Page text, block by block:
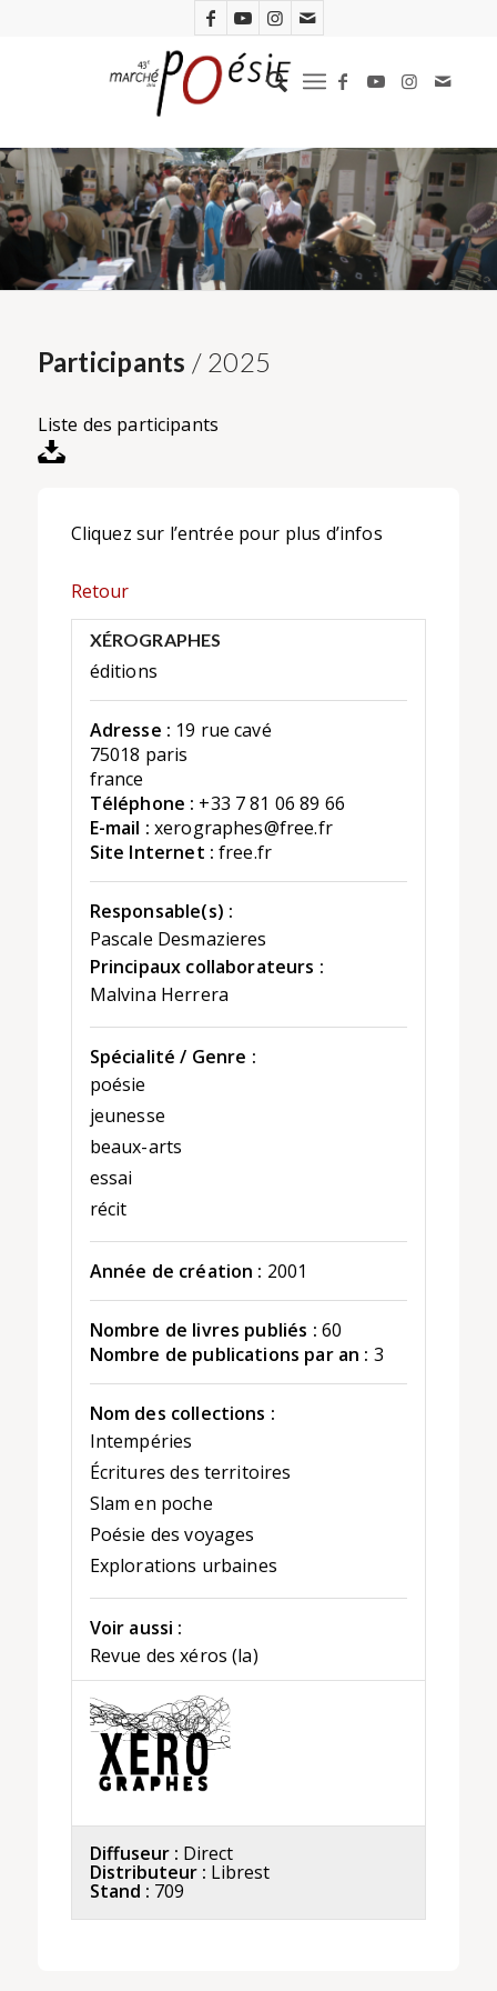
Participants / 2025
Liste des participants
Cliquez sur l’entrée pour plus d’infos
Retour
XÉROGRAPHES
éditions
Adresse : 19 rue cavé
75018 paris
france
Téléphone : +33 7 81 06 89 66
E-mail : xerographes@free.fr
Site Internet : free.fr
Responsable(s) :
Pascale Desmazieres
Principaux collaborateurs :
Malvina Herrera
Spécialité / Genre :
poésie
jeunesse
beaux-arts
essai
récit
Année de création : 2001
Nombre de livres publiés : 60
Nombre de publications par an : 3
Nom des collections :
Intempéries
Écritures des territoires
Slam en poche
Poésie des voyages
Explorations urbaines
Voir aussi :
Revue des xéros (la)
Diffuseur : Direct
Distributeur : Librest
Stand : 709